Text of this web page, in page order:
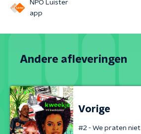
NPO Luister
app
Andere afleveringen
Vorige
#2 - We praten niet